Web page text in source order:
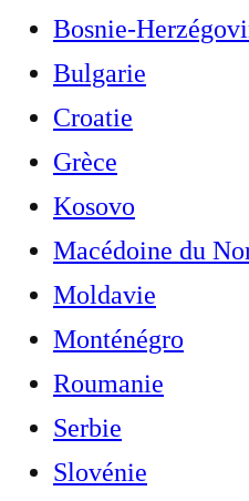
Bosnie-
Bulgarie
Croatie
Grèce
Kosovo
Macédoine du
Moldavie
Monténégro
Roumanie
Serbie
Slovénie